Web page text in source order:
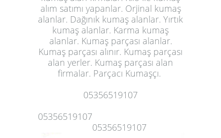
alım satımı yapanlar. Orjinal kumaş
alanlar. Dağınık kumaş alanlar. Yırtık
kumaş alanlar. Karma kumaş
alanlar. Kumaş parçası alanlar.
Kumaş parçası alınır. Kumaş parçası
alan yerler. Kumaş parçası alan
firmalar. Parçacı Kumaşçı.
05356519107
05356519107
05356519107